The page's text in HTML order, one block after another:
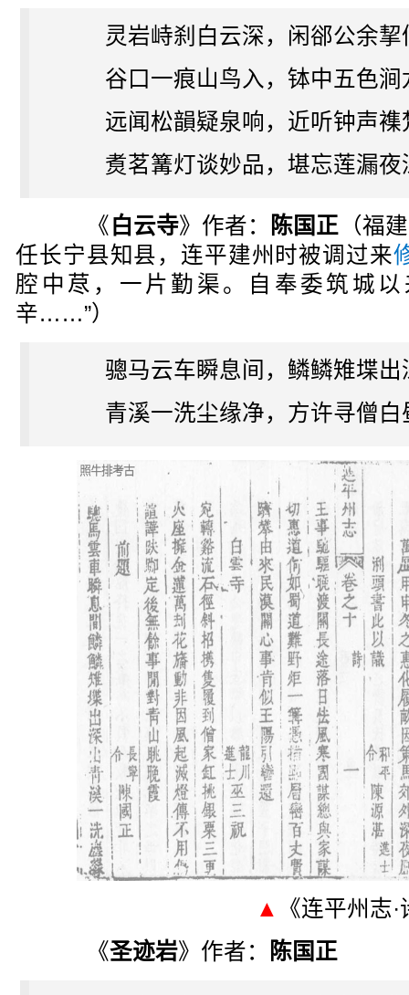
灵岩峙刹白云深，闲郤公余挈
谷口一痕山鸟入，钵中五色涧
远闻松韻疑泉响，近听钟声襍
煑茗篝灯谈妙品，堪忘莲漏夜
《 白云寺》作者： 陈国正 （福
任长宁县知县，连平建州时被调过来
腔中荩，一片勤渠。自奉委筑城
辛……”）
骢马云车瞬息间，鳞鳞雉堞出
青溪一洗尘缘净，方许寻僧白
▲
《连平州志
《圣迹岩》作者： 陈国正